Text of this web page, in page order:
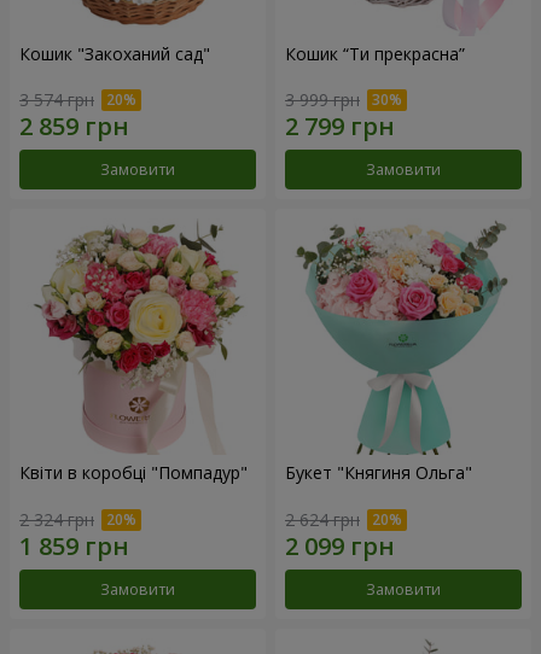
Кошик "Закоханий сад"
3 574 грн
Замовити
Кошик “Ти прекрасна”
3 999 грн
Замовити
Квіти в коробці "Помпадур"
2 324 грн
Замовити
Букет "Княгиня Ольга"
2 624 грн
Замовити